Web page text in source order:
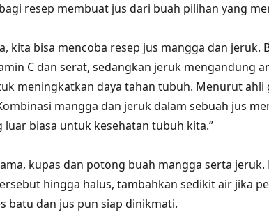
resep membuat jus dari buah pilihan yang
kita bisa mencoba resep jus mangga dan jeruk.
C dan serat, sedangkan jeruk mengandung
meningkatkan daya tahan tubuh. Menurut ahli
mangga dan jeruk dalam sebuah jus
luar biasa untuk kesehatan tubuh kita.”
kupas dan potong buah mangga serta jeruk.
hingga halus, tambahkan sedikit air jika
batu dan jus pun siap dinikmati.